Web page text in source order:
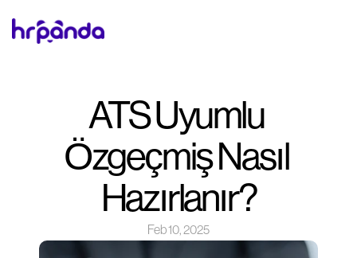
ATS Uyumlu
Özgeçmiş Nasıl
Hazırlanır?
Feb 10, 2025